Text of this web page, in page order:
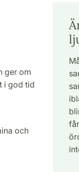
ger om
i god tid
och